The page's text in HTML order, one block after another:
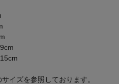
イズを参照しております。